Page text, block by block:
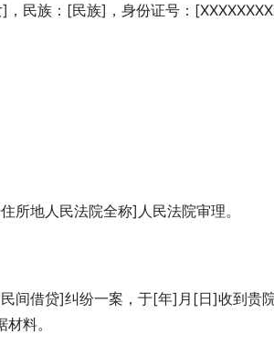
民族：[民族]，身份证号：
所地人民法院全称]人民法院审理。
间借贷]纠纷一案，于[年]月[日]收到贵
料。